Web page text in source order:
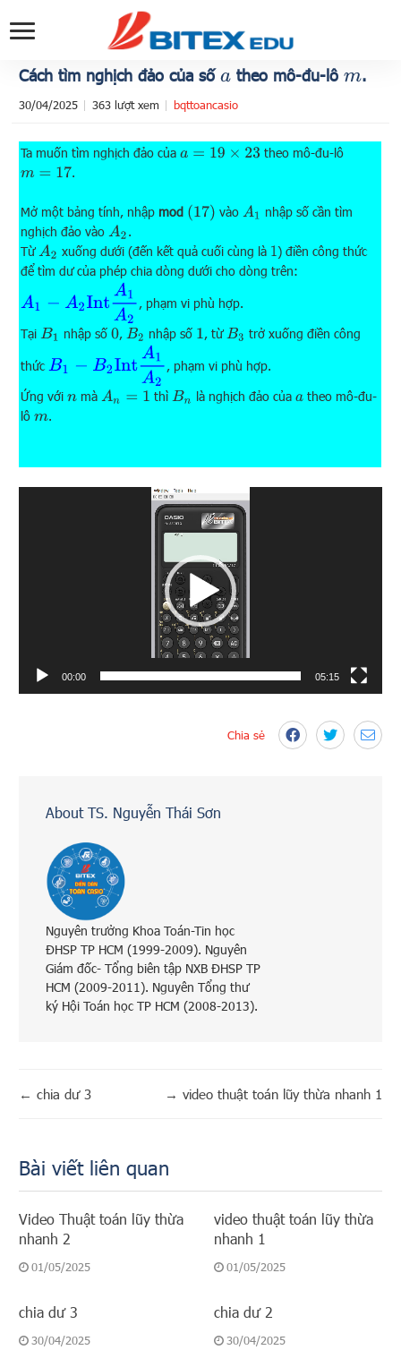
Cách tìm nghịch đảo của sốa theo mô-đu-lôm .
30/04/2025 363 lượt xem bqttoancasio
Ta muốn tìm nghịch đảo củaa=19 ×23
theo mô-đu-lô
m=17 .
Mở một bảng tính, nhập mod (17) vào A1
nhập số cần tìm
nghịch đảo vào A2 .
TừA2 xuống dưới (đến kết quả cuối cùng là 1) điền công thức
để tìm dư của phép chia dòng dưới cho dòng trên:
A1 Int 2
, phạm vi phù hợp.
Tại B1 nhập số 0, B2 nhập số 1, từB3 trở xuống điền công
thức
2
, phạm vi phù hợp.
Ứng vớinmà An= 1 thì Bn là nghịch đảo của a theo mô-đu-
lôm .
00:00 05:15
Chia sẻ
About TS. Nguyễn Thái Sơn
Nguyên trưởng Khoa Toán-Tin học
ĐHSP TP HCM (1999-2009). Nguyên
Giám đốc- Tổng biên tập NXB ĐHSP TP
HCM (2009-2011). Nguyên Tổng thư
ký Hội Toán học TP HCM (2008-2013).
← chia dư 3 → video thuật toán lũy thừa nhanh 1
Bài viết liên quan
Video Thuật toán lũy thừa
nhanh 2
01/05/2025
video thuật toán lũy thừa
nhanh 1
01/05/2025
chia dư 3
30/04/2025
chia dư 2
30/04/2025